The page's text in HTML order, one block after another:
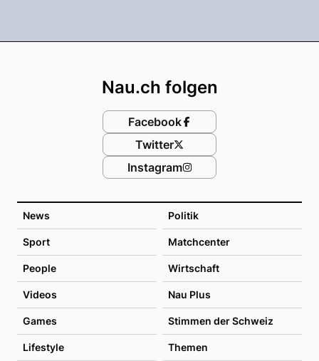
News Politik
Sport Matchcenter
People Wirtschaft
Videos Nau Plus
Games Stimmen der Schweiz
Lifestyle Themen
Nau.ch folgen
Facebook
Twitter
Instagram